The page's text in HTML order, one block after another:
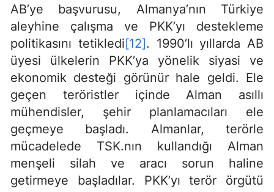
AB’ye başvurusu, Almanya’nın Türkiye
aleyhine çalışma ve PKK’yı destekleme
politikasını tetikledi[12]. 1990’lı yıllarda AB
üyesi ülkelerin PKK’ya yönelik siyasi ve
ekonomik desteği görünür hale geldi. Ele
geçen teröristler içinde Alman asıllı
mühendisler, şehir planlamacıları ele
geçmeye başladı. Almanlar, terörle
mücadelede TSK.nın kullandığı Alman
menşeli silah ve aracı sorun haline
getirmeye başladılar. PKK’yı terör örgütü